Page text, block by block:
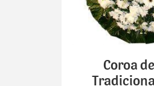
Coroa